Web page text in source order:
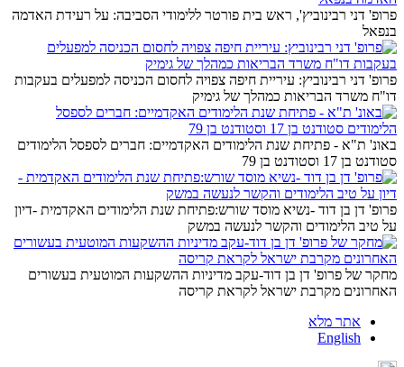
פרופ' דני רבינוביץ', ראש בית פורטר ללימודי הסביבה: על רעידת האדמה
בנפאל
פרופ' דני רבינוביץ: עיריית חיפה צפויה לחסום הכניסה למפעלים בעקבות
דו"ח משרד הבריאות כמהלך של גימיק
באונ' ת"א - פתיחת שנת הלימודים האקדמיים: חברים לספסל הלימודים
סטודנט בן 17 וסטודנט בן 79
פרופ' דן בן דוד -נשיא מוסד שורש:פתיחת שנת הלימודים האקדמית -דיון
על טיב הלימודים והקשר לנעשה במשק
מחקר של פרופ' דן בן דוד-עקב מדיניות ההשקעות המוטעית בעשורים
האחרונים מקרבת ישראל לקראת קריסה
אתר מלא
English